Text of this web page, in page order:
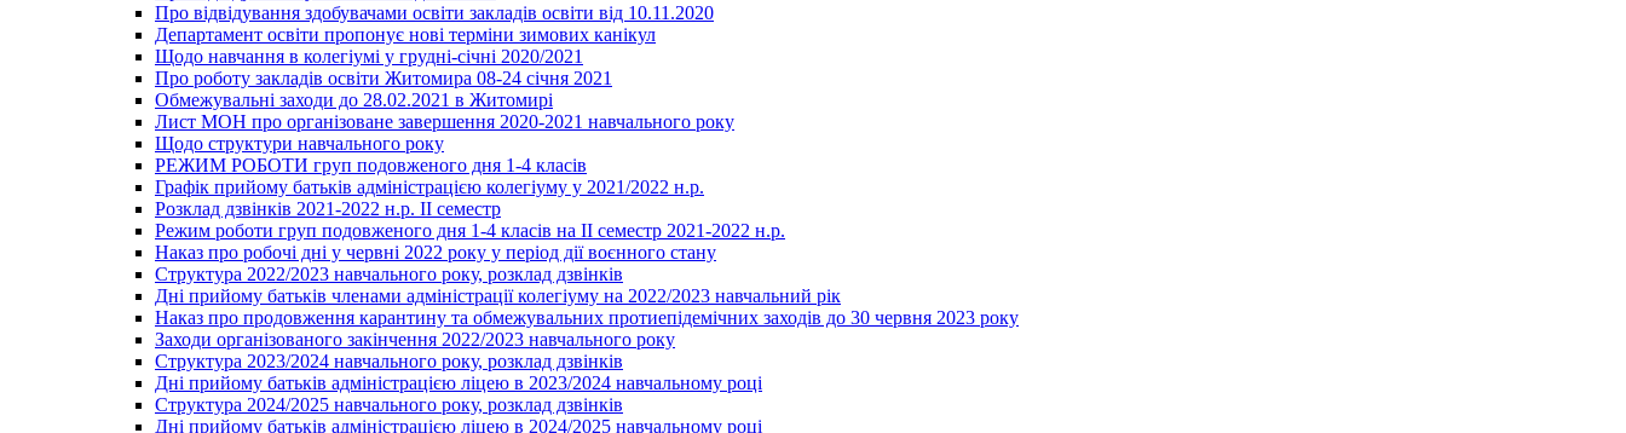
Про відвідування здобувачами освіти закладів освіти від 10.11.2020
Департамент освіти пропонує нові терміни зимових канікул
Щодо навчання в колегіумі у грудні-січні 2020/2021
Про роботу закладів освіти Житомира 08-24 січня 2021
Обмежувальні заходи до 28.02.2021 в Житомирі
Лист МОН про організоване завершення 2020-2021 навчального року
Щодо структури навчального року
РЕЖИМ РОБОТИ груп подовженого дня 1-4 класів
Графік прийому батьків адміністрацією колегіуму у 2021/2022 н.р.
Розклад дзвінків 2021-2022 н.р. ІІ семестр
Режим роботи груп подовженого дня 1-4 класів на ІІ семестр 2021-2022 н.р.
Наказ про робочі дні у червні 2022 року у період дії воєнного стану
Структура 2022/2023 навчального року, розклад дзвінків
Дні прийому батьків членами адміністрації колегіуму на 2022/2023 навчальний рік
Наказ про продовження карантину та обмежувальних протиепідемічних заходів до 30 червня 2023 року
Заходи організованого закінчення 2022/2023 навчального року
Структура 2023/2024 навчального року, розклад дзвінків
Дні прийому батьків адміністрацією ліцею в 2023/2024 навчальному році
Структура 2024/2025 навчального року, розклад дзвінків
Дні прийому батьків адміністрацією ліцею в 2024/2025 навчальному році